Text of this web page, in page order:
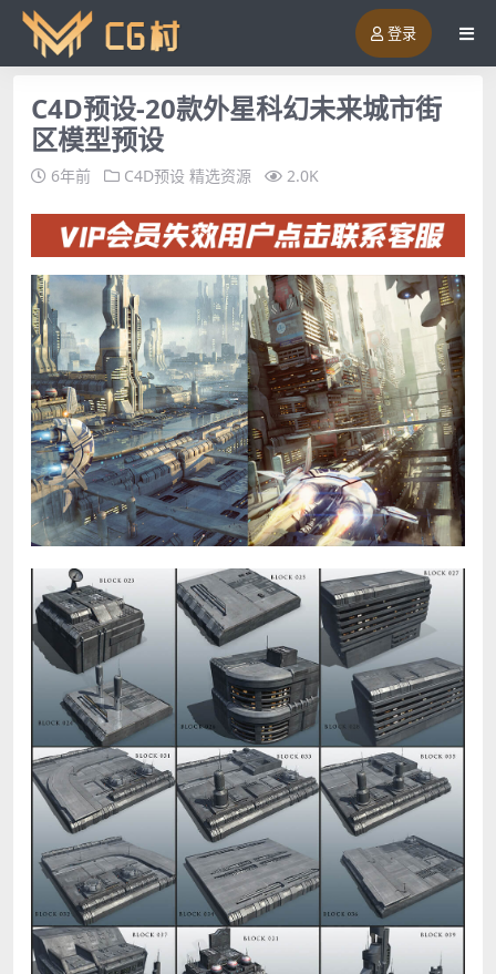
登录
C4D预设-20款外星科幻未来城市街
区模型预设
6年前 C4D预设 精选资源 2.0K